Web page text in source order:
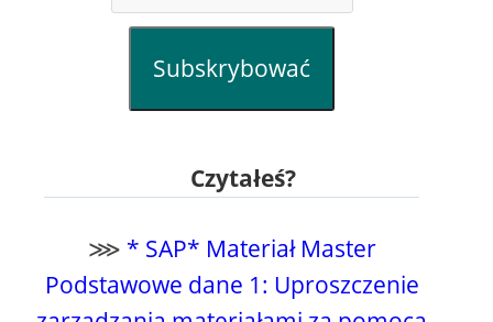
Subskrybować
Czytałeś?
⋙ * SAP* Materiał Master
Podstawowe dane 1: Uproszczenie